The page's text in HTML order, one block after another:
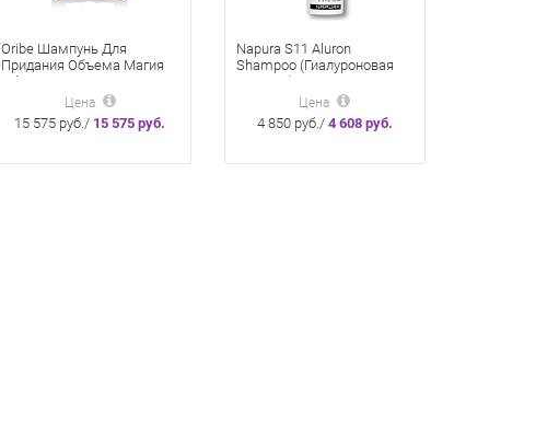
Oribe Шампунь Для
Придания Объема Магия
Объема 1000 Мл
Цена
15 575 руб./ 15 575 руб.
Napura S11 Aluron
Shampoo (Гиалуроновая
кислота) Шампунь 200 мл
Цена
4 850 руб./ 4 608 руб.